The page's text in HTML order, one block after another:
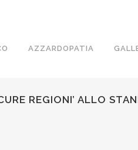
AZZARDOPATIA
REGIONI’ ALLO